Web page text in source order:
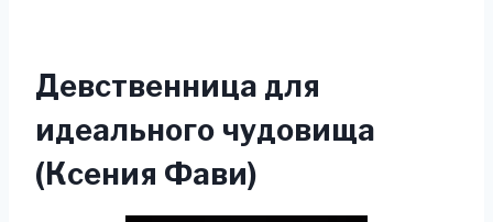
Девственница для
идеального чудовища
(Ксения Фави)